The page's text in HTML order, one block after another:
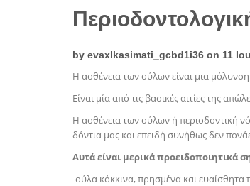
by evaxlkasimati_gcbd1i36 on 11
Η ασθένεια των ούλων είναι μια
Είναι μία από τις βασικές αιτίες της
Η ασθένεια των ούλων ή περιοδοντική
δόντια μας και επειδή συνήθως δεν
Αυτά είναι μερικά προειδοποιητικά
-ούλα κόκκινα, πρησμένα και